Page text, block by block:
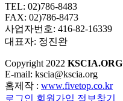
TEL: 02)786-8483
FAX: 02)786-8473
사업자번호: 416-82-16339
대표자: 정진완
Copyright 2022 KSCIA.ORG
E-mail: kscia@kscia.org
홈제작 : www.fivetop.co.kr
로그인 회원가입 정보찾기